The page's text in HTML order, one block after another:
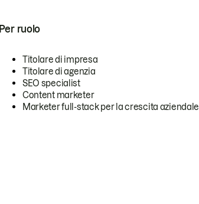
Per ruolo
Titolare di impresa
Titolare di agenzia
SEO specialist
Content marketer
Marketer full-stack per la crescita aziendale